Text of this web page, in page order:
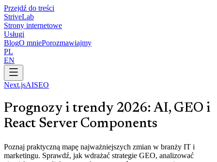
Przejdź do treści
StriveLab
Strony internetowe
Usługi
BlogO mniePorozmawiajmy
PL
EN
Next.jsAISEO
Prognozy i trendy 2026: AI, GEO i
React Server Components
Poznaj praktyczną mapę najważniejszych zmian w branży IT i
marketingu. Sprawdź, jak wdrażać strategie GEO, analizować